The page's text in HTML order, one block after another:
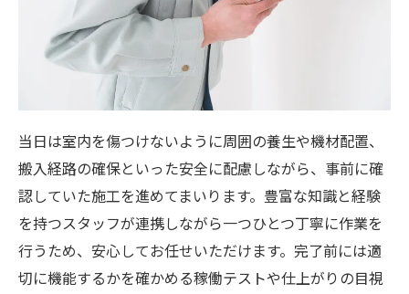
当日は室内を傷つけないように周囲の養生や機材配置、
搬入経路の確保といった安全に配慮しながら、事前に確
認していた施工を進めてまいります。豊富な知識と経験
を持つスタッフが連携しながら一つひとつ丁寧に作業を
行うため、安心してお任せいただけます。完了前には適
切に機能するかを確かめる稼働テストや仕上がりの目視
お問い合わせはこちら